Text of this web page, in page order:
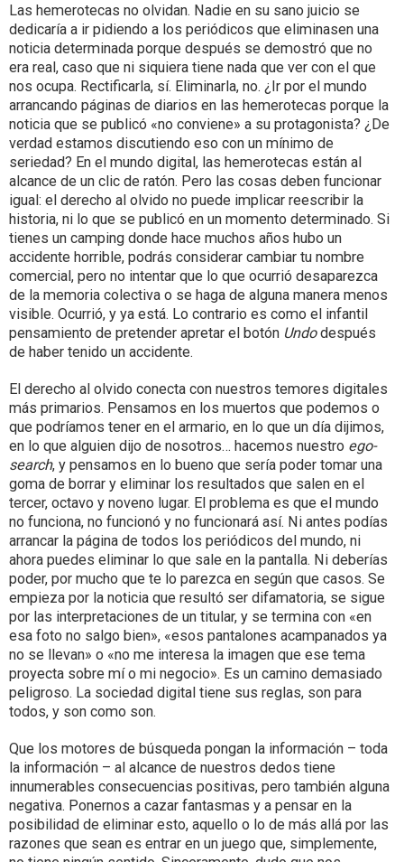
Las hemerotecas no olvidan. Nadie en su sano juicio se
dedicaría a ir pidiendo a los periódicos que eliminasen una
noticia determinada porque después se demostró que no
era real, caso que ni siquiera tiene nada que ver con el que
nos ocupa. Rectificarla, sí. Eliminarla, no. ¿Ir por el mundo
arrancando páginas de diarios en las hemerotecas porque la
noticia que se publicó «no conviene» a su protagonista? ¿De
verdad estamos discutiendo eso con un mínimo de
seriedad? En el mundo digital, las hemerotecas están al
alcance de un clic de ratón. Pero las cosas deben funcionar
igual: el derecho al olvido no puede implicar reescribir la
historia, ni lo que se publicó en un momento determinado. Si
tienes un camping donde hace muchos años hubo un
accidente horrible, podrás considerar cambiar tu nombre
comercial, pero no intentar que lo que ocurrió desaparezca
de la memoria colectiva o se haga de alguna manera menos
visible. Ocurrió, y ya está. Lo contrario es como el infantil
pensamiento de pretender apretar el botón Undodespués
de haber tenido un accidente.
El derecho al olvido conecta con nuestros temores digitales
más primarios. Pensamos en los muertos que podemos o
que podríamos tener en el armario, en lo que un día dijimos,
en lo que alguien dijo de nosotros… hacemos nuestro ego-
search, y pensamos en lo bueno que sería poder tomar una
goma de borrar y eliminar los resultados que salen en el
tercer, octavo y noveno lugar. El problema es que el mundo
no funciona, no funcionó y no funcionará así. Ni antes podías
arrancar la página de todos los periódicos del mundo, ni
ahora puedes eliminar lo que sale en la pantalla. Ni deberías
poder, por mucho que te lo parezca en según que casos. Se
empieza por la noticia que resultó ser difamatoria, se sigue
por las interpretaciones de un titular, y se termina con «en
esa foto no salgo bien», «esos pantalones acampanados ya
no se llevan» o «no me interesa la imagen que ese tema
proyecta sobre mí o mi negocio». Es un camino demasiado
peligroso. La sociedad digital tiene sus reglas, son para
todos, y son como son.
Que los motores de búsqueda pongan la información – toda
la información – al alcance de nuestros dedos tiene
innumerables consecuencias positivas, pero también alguna
negativa. Ponernos a cazar fantasmas y a pensar en la
posibilidad de eliminar esto, aquello o lo de más allá por las
razones que sean es entrar en un juego que, simplemente,